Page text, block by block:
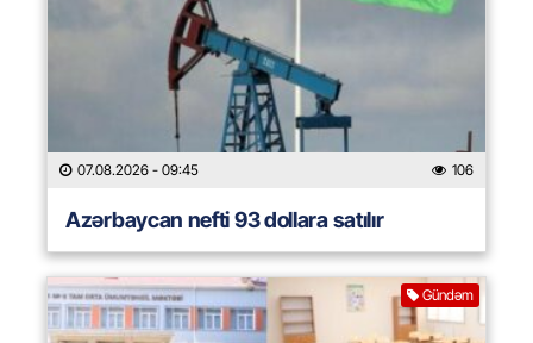
07.08.2026 - 09:45 106
Azərbaycan nefti 93 dollara satılır
Gündəm